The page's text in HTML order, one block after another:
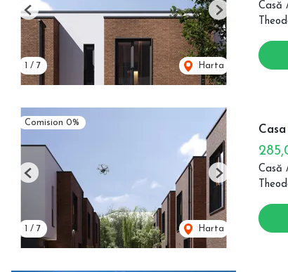
1 / 7 Harta
Previous Next
Casă
Comision 0%
1 / 7 Harta
Previous Next
Casă